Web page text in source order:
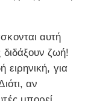
αυτή
ζωή!
για
αν